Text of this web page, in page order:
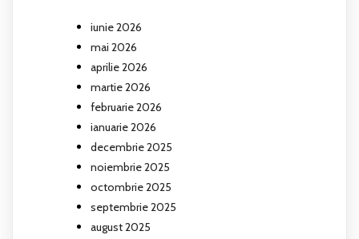
iunie 2026
mai 2026
aprilie 2026
martie 2026
februarie 2026
ianuarie 2026
decembrie 2025
noiembrie 2025
octombrie 2025
septembrie 2025
august 2025